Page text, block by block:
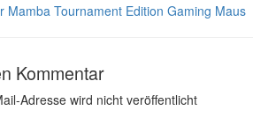
Mamba Tournament Edition Gaming Maus
Kommentar
Adresse wird nicht veröffentlicht